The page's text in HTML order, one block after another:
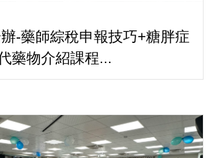
-藥師綜稅申報技巧+糖胖症
藥物介紹課程...